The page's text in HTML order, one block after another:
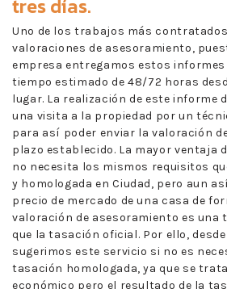
tres días.
Uno de los trabajos más
valoraciones de asesoramiento,
empresa entregamos estos informes
tiempo estimado de 48/72 horas
lugar. La realización de este informe
una visita a la propiedad por un
para así poder enviar la valoración
plazo establecido. La mayor ventaja
no necesita los mismos requisitos
y homologada en Ciudad, pero aun
precio de mercado de una casa de
valoración de asesoramiento es una
que la tasación oficial. Por ello, desde
sugerimos este servicio si no es
tasación homologada, ya que se
económico pero el resultado de la